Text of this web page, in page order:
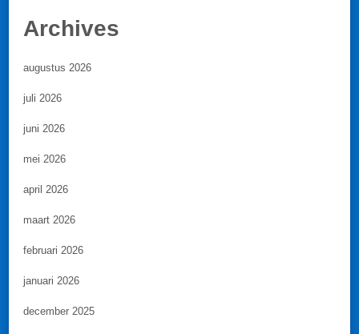
Archives
augustus 2026
juli 2026
juni 2026
mei 2026
april 2026
maart 2026
februari 2026
januari 2026
december 2025